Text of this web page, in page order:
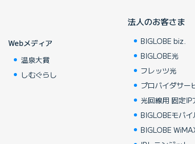
Webメディア
温泉大賞
しむぐらし
法人のお客さま
BIGLOBE biz.
BIGLOBE光
フレッツ光
プロバイダサー
光回線用 固定IP
BIGLOBEモバイ
BIGLOBE